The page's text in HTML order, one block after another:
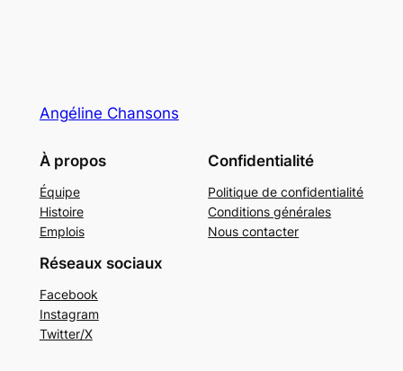
Angéline Chansons
À propos
Équipe
Histoire
Emplois
Confidentialité
Politique de confidentialité
Conditions générales
Nous contacter
Réseaux sociaux
Facebook
Instagram
Twitter/X